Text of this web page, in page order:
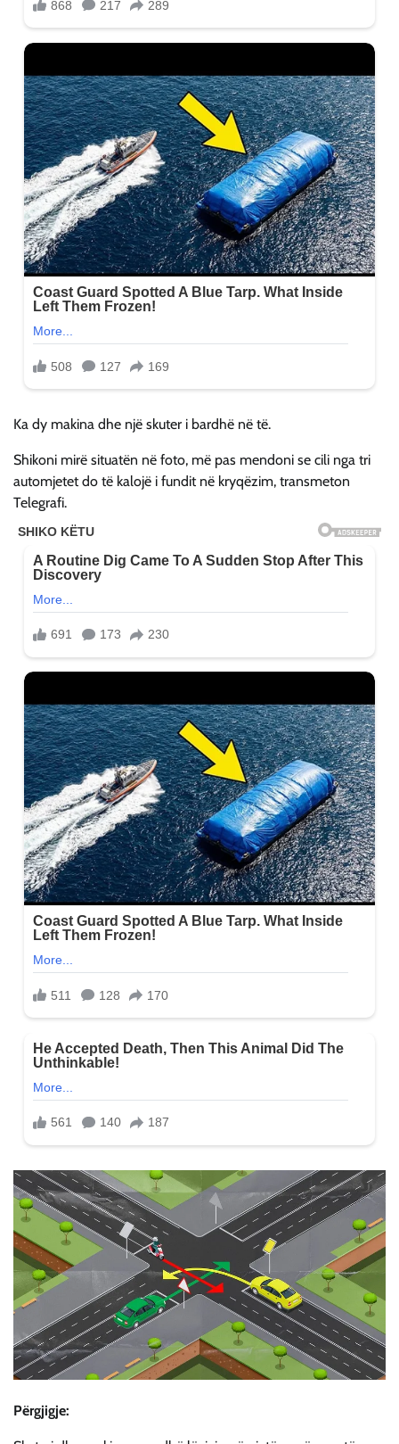
Ka dy makina dhe një skuter i bardhë në të.
Shikoni mirë situatën në foto, më pas mendoni se cili nga tri
automjetet do të kalojë i fundit në kryqëzim, transmeton
Telegrafi.
Përgjigje: